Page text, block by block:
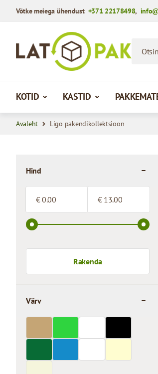
Võtke meiega ühendust +371 22178498,
KOTID KASTID
Avaleht Ligo pakendikollektsioon
Hind
€ €
Rakenda
Värv